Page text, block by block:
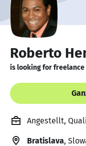
Roberto
is looking for freelance
Angestellt,
Bratislava,